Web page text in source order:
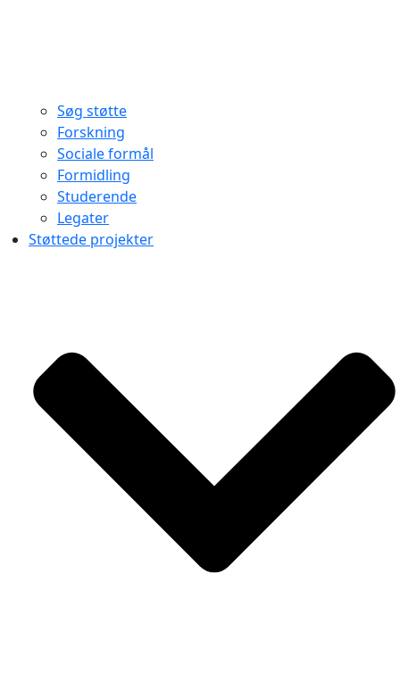
Søg støtte
Forskning
Sociale formål
Formidling
Studerende
Legater
Støttede projekter